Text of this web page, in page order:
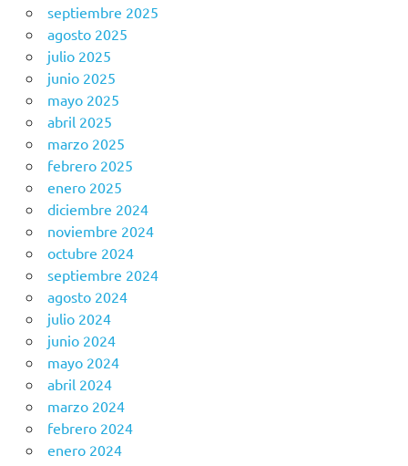
septiembre 2025
agosto 2025
julio 2025
junio 2025
mayo 2025
abril 2025
marzo 2025
febrero 2025
enero 2025
diciembre 2024
noviembre 2024
octubre 2024
septiembre 2024
agosto 2024
julio 2024
junio 2024
mayo 2024
abril 2024
marzo 2024
febrero 2024
enero 2024